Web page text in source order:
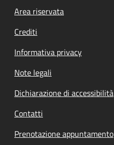
Footer menu
Area riservata
Crediti
Informativa privacy
Note legali
Dichiarazione di accessibilità
Contatti
Prenotazione appuntamento